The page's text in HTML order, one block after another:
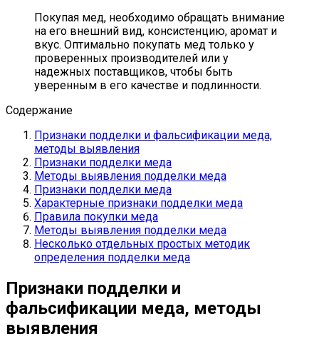
Покупая мед, необходимо обращать внимание
на его внешний вид, консистенцию, аромат и
вкус. Оптимально покупать мед только у
проверенных производителей или у
надежных поставщиков, чтобы быть
уверенным в его качестве и подлинности.
Содержание
Признаки подделки и фальсификации меда,
методы выявления
Признаки подделки меда
Методы выявления подделки меда
Признаки подделки меда
Характерные признаки подделки меда
Правила покупки меда
Методы выявления подделки меда
Несколько отдельных простых методик
определения подделки меда
Признаки подделки и
фальсификации меда, методы
выявления